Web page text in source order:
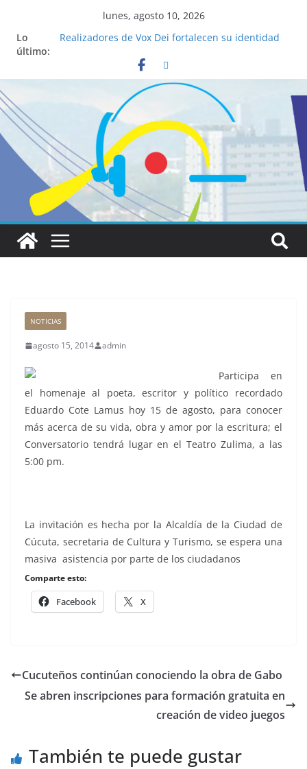
lunes, agosto 10, 2026
Lo
último:
Realizadores de Vox Dei fortalecen su identidad
La ciencia desvela los 5 secretos que tiene
fácilmente un católico para convertirse en
“Superancianos”
Pop Up Market atrae a cientos de visitantes y
dinamiza la economía local
Salud mental a la mesa: la importancia de
hablarlo en familia
Lo que tienen en común la nueva Película Toy
Story 5 y el Papa León XIV
NOTICIAS
agosto 15, 2014 admin
Participa en
el homenaje al poeta, escritor y político recordado
Eduardo Cote Lamus hoy 15 de agosto, para conocer
más acerca de su vida, obra y amor por la escritura; el
Conversatorio tendrá lugar en el Teatro Zulima, a las
5:00 pm.
La invitación es hecha por la Alcaldía de la Ciudad de
Cúcuta, secretaria de Cultura y Turismo, se espera una
masiva asistencia por parte de los ciudadanos
Comparte esto:
Facebook X
Cucuteños continúan conociendo la obra de Gabo
Se abren inscripciones para formación gratuita en
creación de video juegos
También te puede gustar